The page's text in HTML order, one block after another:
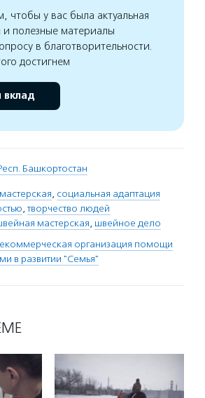
чтобы у вас была актуальная
полезные материалы
в благотворительности.
достигнем
вклад
Башкортостан
, социальная адаптация
,творчество людей
мастерская, швейное дело
организация помощи
в развитии "Семья"